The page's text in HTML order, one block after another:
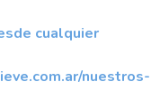
cualquier
nuestros-